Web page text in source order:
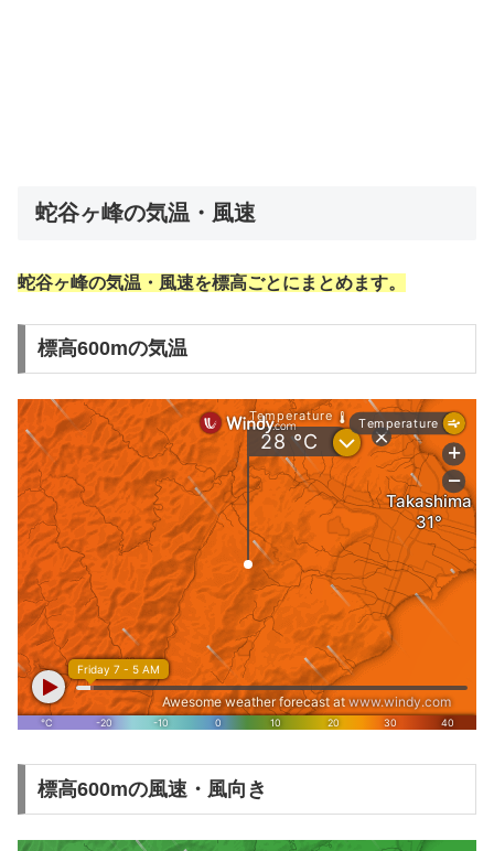
蛇谷ヶ峰の気温・風速
蛇谷ヶ峰の気温・風速を標高ごとにまとめます。
標高600mの気温
標高600mの風速・風向き